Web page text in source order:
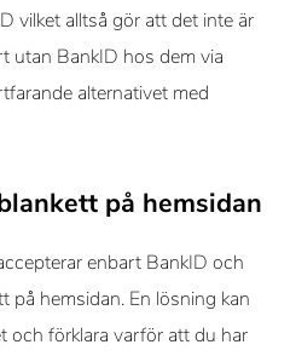
vilket alltså gör att det inte är
utan BankID hos dem via
alternativet med
på hemsidan
enbart BankID och
på hemsidan. En lösning kan
och förklara varför att du har